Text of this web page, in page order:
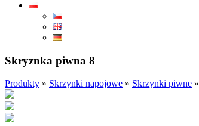
Skryznka piwna 8
Produkty » Skrzynki napojowe » Skrzynki piwne »